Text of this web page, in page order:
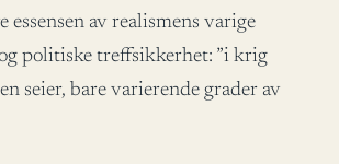
essensen av realismens varige
politiske treffsikkerhet: ”i krig
seier, bare varierende grader av